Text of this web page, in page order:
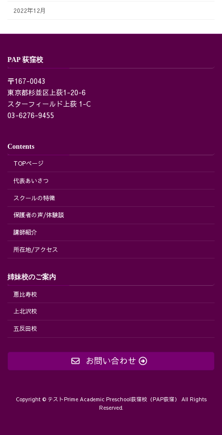
2022年12月
PAP 荻窪校
〒167-0043
東京都杉並区上荻1-20-6
スターフィールド上荻 1-C
03-6276-9455
Contents
TOPページ
代表あいさつ
スクールの特徴
保護者の声/体験談
講師紹介
所在地/アクセス
姉妹校のご案内
恵比寿校
上北沢校
五反田校
お問い合わせ
Copyright © テストPrime Academic Preschool荻窪校（PAP荻窪） All Rights
Reserved.